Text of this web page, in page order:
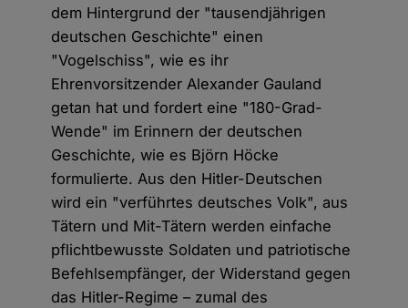
dem Hintergrund der "tausendjährigen
deutschen Geschichte" einen
"Vogelschiss", wie es ihr
Ehrenvorsitzender Alexander Gauland
getan hat und fordert eine "180-Grad-
Wende" im Erinnern der deutschen
Geschichte, wie es Björn Höcke
formulierte. Aus den Hitler-Deutschen
wird ein "verführtes deutsches Volk", aus
Tätern und Mit-Tätern werden einfache
pflichtbewusste Soldaten und patriotische
Befehlsempfänger, der Widerstand gegen
das Hitler-Regime – zumal des